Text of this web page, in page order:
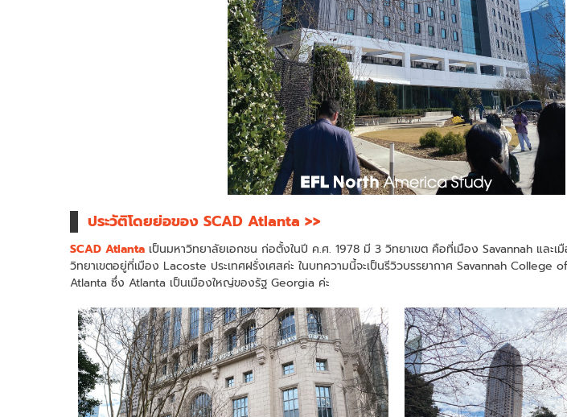
ประวัติโดยย่อของ SCAD Atlanta >>
SCAD Atlanta เป็นมหาวิทยาลัยเอกชน ก่อตั้งในปี ค.ศ. 1978 มี 3 วิทยาเขต คือที่เมือง Savannah และ
วิทยาเขตอยู่ที่เมือง Lacoste ประเทศฝรั่งเศสค่ะ ในบทความนี้จะเป็นรีวิวบรรยากาศ Savannah
Atlanta ซึ่ง Atlanta เป็นเมืองใหญ่ของรัฐ Georgia ค่ะ